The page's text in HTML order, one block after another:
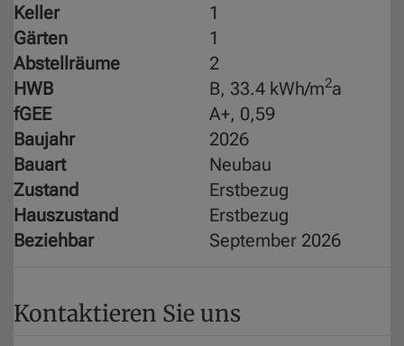
Keller
1
Gärten
1
Abstellräume
2
HWB
B, 33.4 kWh/m2a
fGEE
A+, 0,59
Baujahr
2026
Bauart
Neubau
Zustand
Erstbezug
Hauszustand
Erstbezug
Beziehbar
September 2026
Kontaktieren Sie uns